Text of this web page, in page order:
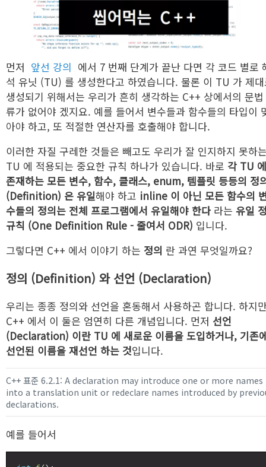
먼저 앞선 강의 에서 7 번째 단계가 끝난 다면 각 코드 별로
석 유닛 (TU) 를 생성한다고 하였습니다. 물론 이 TU 가 제
생성되기 위해서는 우리가 흔히 생각하는 C++ 상에서의 문
류가 없어야 겠지요. 예를 들어서 변수들과 함수들의 타입이
아야 하고, 또 적절한 연산자를 호출해야 합니다.
이러한 자질 구레한 것들은 빼고도 우리가 잘 인지하지 못하
TU 에 적용되는 중요한 규칙 하나가 있습니다. 바로 각 TU 에
존재하는 모든 변수, 함수, 클래스, enum, 템플릿 등등의 정
(Definition) 은 유일해야 하고 inline 이 아닌 모든 함수의
수들의 정의는 전체 프로그램에서 유일해야 한다 라는 유일
규칙 (One Definition Rule - 줄여서 ODR) 입니다.
그렇다면 C++ 에서 이야기 하는 정의 란 과연 무엇일까요?
정의 (Definition) 와 선언 (Declaration)
우리는 종종 정의와 선언을 혼동해서 사용하곤 합니다. 하지
C++ 에서 이 둘은 엄연히 다른 개념입니다. 먼저 선언
(Declaration) 이란 TU 에 새로운 이름을 도입하거나, 기존
선언된 이름을 재선언 하는 것입니다.
C++ 표준 6.2.1: A declaration may introduce one or more names
into a translation unit or redeclare names introduced by
declarations.
예를 들어서